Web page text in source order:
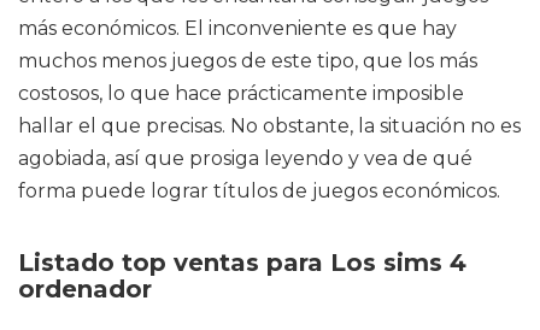
más económicos. El inconveniente es que hay
muchos menos juegos de este tipo, que los más
costosos, lo que hace prácticamente imposible
hallar el que precisas. No obstante, la situación no es
agobiada, así que prosiga leyendo y vea de qué
forma puede lograr títulos de juegos económicos.
Listado top ventas para Los sims 4
ordenador